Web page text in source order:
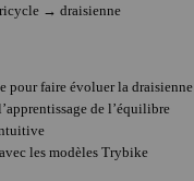
→ draisienne
pour faire évoluer la draisienne
de l’équilibre
les modèles Trybike